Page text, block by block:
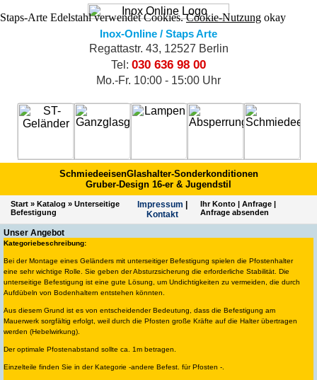
Staps-Arte Edelstahl verwendet Cookies.Cookie-Nutzung okay
Inox-Online / Staps Arte
Regattastr. 43, 12527 Berlin
Tel: 030 636 98 00
Mo.-Fr. 10:00 - 15:00 Uhr
SchmiedeeisenGlashalter-Sonderkonditionen
Gruber-Design 16-er & Jugendstil
Start » Katalog » Unterseitige
Befestigung
Impres­sum
Kontakt
Ihr Konto| Anfrage|
Anfrage absenden
Unser Angebot
Kategoriebeschreibung:
Bei der Montage eines Geländers mit unterseitiger Befestigung spielen die Pfostenhalter
eine sehr wichtige Rolle. Sie geben der Absturzsicherung die erforderliche Stabilität. Die
unterseitige Befestigung ist eine gute Lösung, um Undichtigkeiten zu vermeiden, die durch
Aufdübeln von Bodenhaltern entstehen könnten.
Aus diesem Grund ist es von entscheidender Bedeutung, dass die Befestigung am
Mauerwerk sorgfältig erfolgt, weil durch die Pfosten große Kräfte auf die Halter übertragen
werden (Hebelwirkung).
Der optimale Pfostenabstand sollte ca. 1m betragen.
Einzelteile finden Sie in der Kategorie -andere Befest. für Pfosten -.